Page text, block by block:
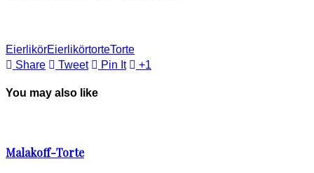
EierlikörEierlikörtorteTorte
Share
Tweet Pin It +1
You may also like
Malakoff-Torte